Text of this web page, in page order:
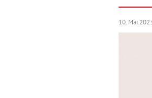
10. Mai